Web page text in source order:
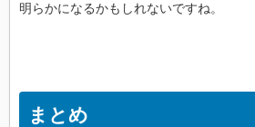
明らかになるかもしれないですね。
まとめ